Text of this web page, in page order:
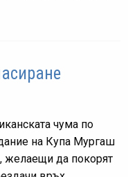
чума по
на Купа Мургаш
желаещи да покорят